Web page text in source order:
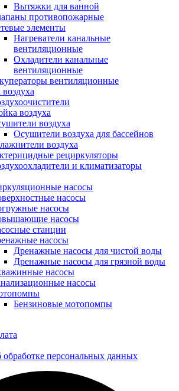
Вытяжки для ванной
противопожарные
элементы
Нагреватели канальные
вентиляционные
Охладители канальные
вентиляционные
вентиляционные
воздуха
воздуха
Осушители воздуха для бассейнов
воздуха
рециркуляторы
и климатизаторы
насосы
насосы
насосы
насосы
станции
насосы
Дренажные насосы для чистой воды
Дренажные насосы для грязной воды
насосы
насосы
Бензиновые мотопомпы
персональных данных